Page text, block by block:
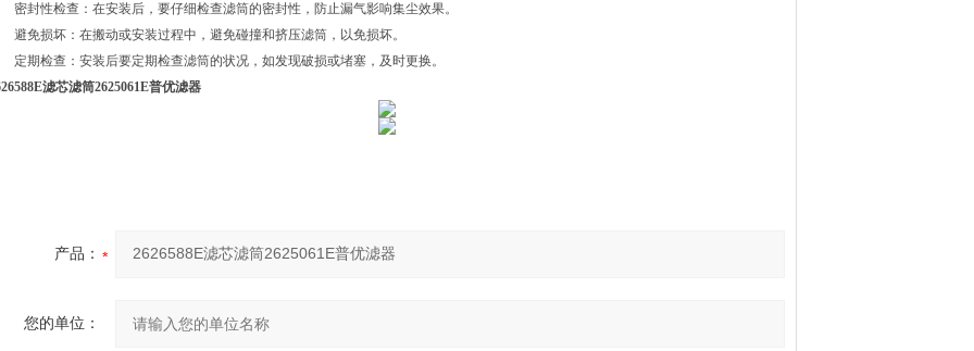
性检查：在安装后，要仔细检查滤筒的密封性，防止漏气影响集尘效果。
损坏：在搬动或安装过程中，避免碰撞和挤压滤筒，以免损坏。
检查：安装后要定期检查滤筒的状况，如发现破损或堵塞，及时更换。
滤芯滤筒2625061E普优滤器
产品：
您的单位：